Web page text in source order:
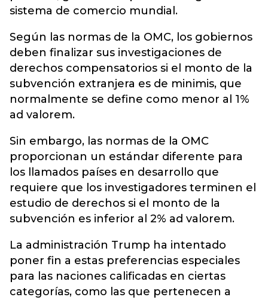
sistema de comercio mundial.
Según las normas de la OMC, los gobiernos
deben finalizar sus investigaciones de
derechos compensatorios si el monto de la
subvención extranjera es de minimis, que
normalmente se define como menor al 1%
ad valorem.
Sin embargo, las normas de la OMC
proporcionan un estándar diferente para
los llamados países en desarrollo que
requiere que los investigadores terminen el
estudio de derechos si el monto de la
subvención es inferior al 2% ad valorem.
La administración Trump ha intentado
poner fin a estas preferencias especiales
para las naciones calificadas en ciertas
categorías, como las que pertenecen a